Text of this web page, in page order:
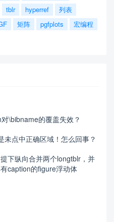
tblr hyperref
列表
矩阵 pgfplots
宏编程
\bibname的覆盖失效？
未点中正确区域！怎么回事？
下纵向合并两个longtblr，并
caption的figure浮动体